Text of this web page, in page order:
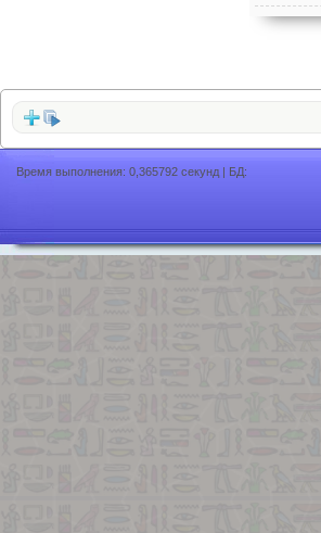
Время выполнения: 0,365792 секунд | БД: